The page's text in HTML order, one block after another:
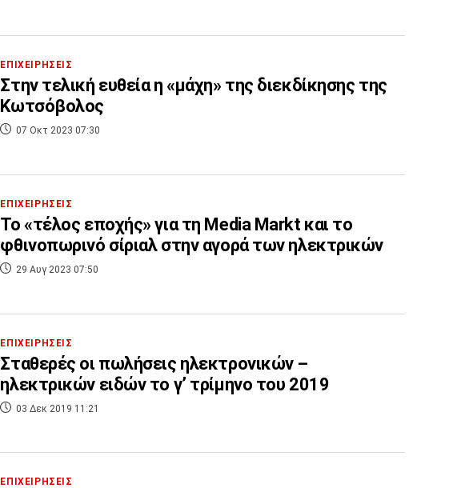
ΕΠΙΧΕΙΡΗΣΕΙΣ
Στην τελική ευθεία η «μάχη» της διεκδίκησης της
Κωτσόβολος
07 Οκτ 2023 07:30
ΕΠΙΧΕΙΡΗΣΕΙΣ
Το «τέλος εποχής» για τη Media Markt και το
φθινοπωρινό σίριαλ στην αγορά των ηλεκτρικών
29 Αυγ 2023 07:50
ΕΠΙΧΕΙΡΗΣΕΙΣ
Σταθερές οι πωλήσεις ηλεκτρονικών –
ηλεκτρικών ειδών το γ’ τρίμηνο του 2019
03 Δεκ 2019 11:21
ΕΠΙΧΕΙΡΗΣΕΙΣ